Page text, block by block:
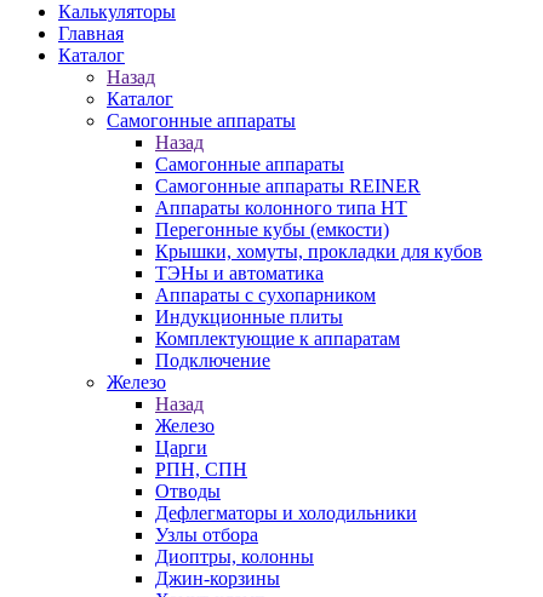
Калькуляторы
Главная
Каталог
Назад
Каталог
Самогонные аппараты
Назад
Самогонные аппараты
Самогонные аппараты REINER
Аппараты колонного типа НТ
Перегонные кубы (емкости)
Крышки, хомуты, прокладки для кубов
ТЭНы и автоматика
Аппараты с сухопарником
Индукционные плиты
Комплектующие к аппаратам
Подключение
Железо
Назад
Железо
Царги
РПН, СПН
Отводы
Дефлегматоры и холодильники
Узлы отбора
Диоптры, колонны
Джин-корзины